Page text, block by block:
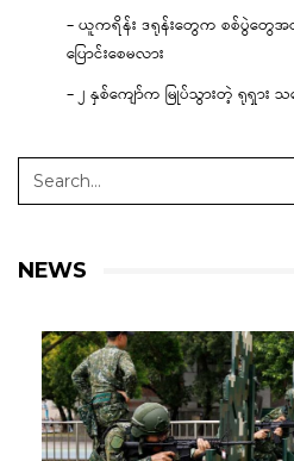
– ယူကရိန်း ဒရုန်းတွေက စစ်ပွဲတွ
ပြောင်းစေမလား
– ၂ နှစ်ကျော်က မြုပ်သွားတဲ့ ရုရှား
NEWS